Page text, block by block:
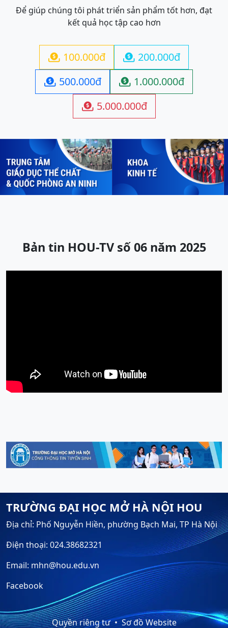
Để giúp chúng tôi phát triển sản phẩm tốt hơn, đạt
kết quả học tập cao hơn
 100.000đ  200.000đ
 500.000đ  1.000.000đ
 5.000.000đ
Previous Next
Bản tin HOU-TV số 06 năm 2025
TRƯỜNG ĐẠI HỌC MỞ HÀ NỘI HOU
Địa chỉ: Phố Nguyễn Hiền, phường Bạch Mai, TP Hà Nội
Điện thoại: 024.38682321
Email: mhn@hou.edu.vn
Facebook
Quyền riêng tư Sơ đồ Website